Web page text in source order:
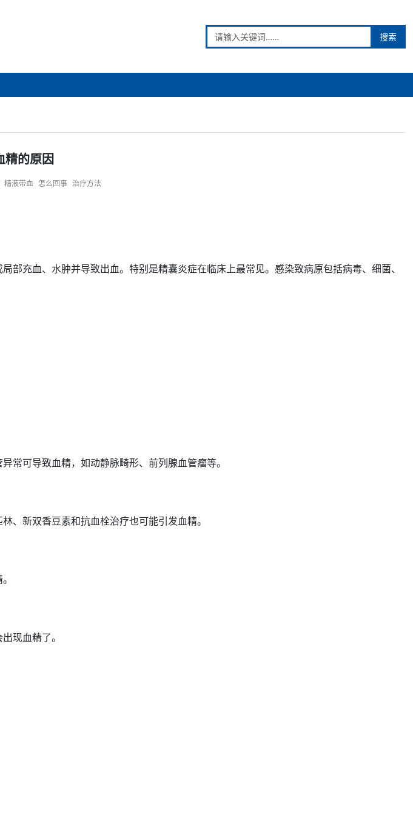
搜索
精的原因
精液带血 怎么回事 治疗方法
部充血、 水肿并导致出血。特别是精囊炎症在临床上最常见。感染致病原包括病毒、细菌、
异常可导致血精，如动静脉畸形、前列腺血管瘤等。
林、新双香豆素和抗血栓治疗也可能引发血精。
现血精了。